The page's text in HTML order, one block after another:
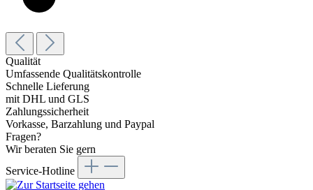
Qualität
Umfassende Qualitätskontrolle
Schnelle Lieferung
mit DHL und GLS
Zahlungssicherheit
Vorkasse, Barzahlung und Paypal
Fragen?
Wir beraten Sie gern
Service-Hotline